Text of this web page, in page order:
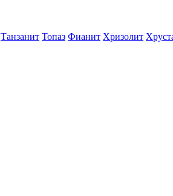
Танзанит Топаз Фианит Хризолит